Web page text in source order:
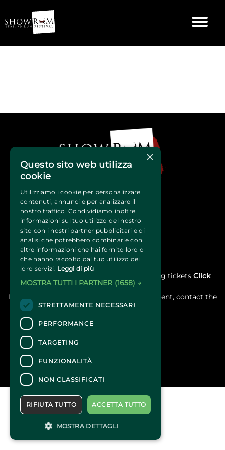
CONTACTS
For information and support in purchasing tickets Click
here
For information on the program and the event, contact the
organizer.
×
Questo sito web utilizza
cookie
Utilizziamo i cookie per personalizzare
contenuti, annunci e per analizzare il
nostro traffico. Condividiamo inoltre
informazioni sul tuo utilizzo del nostro
sito con i nostri partner pubblicitari e di
analisi che potrebbero combinarle con
altre informazioni che hai fornito loro o
che hanno raccolto dal tuo utilizzo dei
loro servizi. Leggi di più
MOSTRA TUTTI I PARTNER (1658) →
STRETTAMENTE NECESSARI
PERFORMANCE
TARGETING
FUNZIONALITÀ
NON CLASSIFICATI
ACCETTA TUTTO
RIFIUTA TUTTO
MOSTRA DETTAGLI